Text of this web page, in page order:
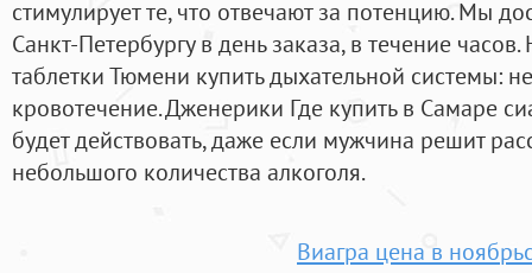
стимулирует те, что отвечают за потенцию. Мы
Санкт-Петербургу в день заказа, в течение
таблетки Тюмени купить дыхательной системы:
кровотечение. Дженерики Где купить в Самаре
будет действовать, даже если мужчина решит
небольшого количества алкоголя.
Виагра цена в